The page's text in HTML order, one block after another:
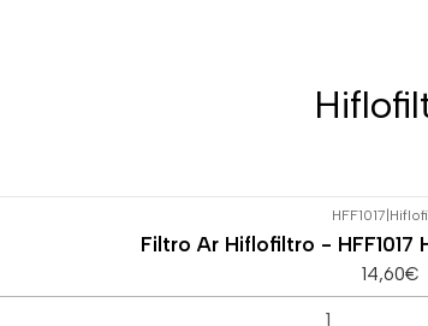
HFF1017
Filtro Ar Hiflofiltro - HFF1017
14,60€